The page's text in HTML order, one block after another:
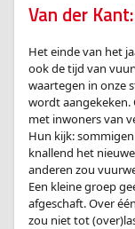
Van der
Het einde van het
ook de tijd van
waartegen in onze
wordt aangekeken.
met inwoners van
Hun kijk:
knallend het
anderen zou
Een kleine groep
afgeschaft. Over
zou niet tot